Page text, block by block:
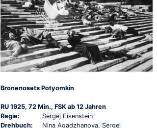
Bronenosets Potyomkin
RU 1925, 72 Min., FSK ab 12 Jahren
Regie:
Sergej Eisenstein
Drehbuch:
Nina Agadzhanova, Sergej